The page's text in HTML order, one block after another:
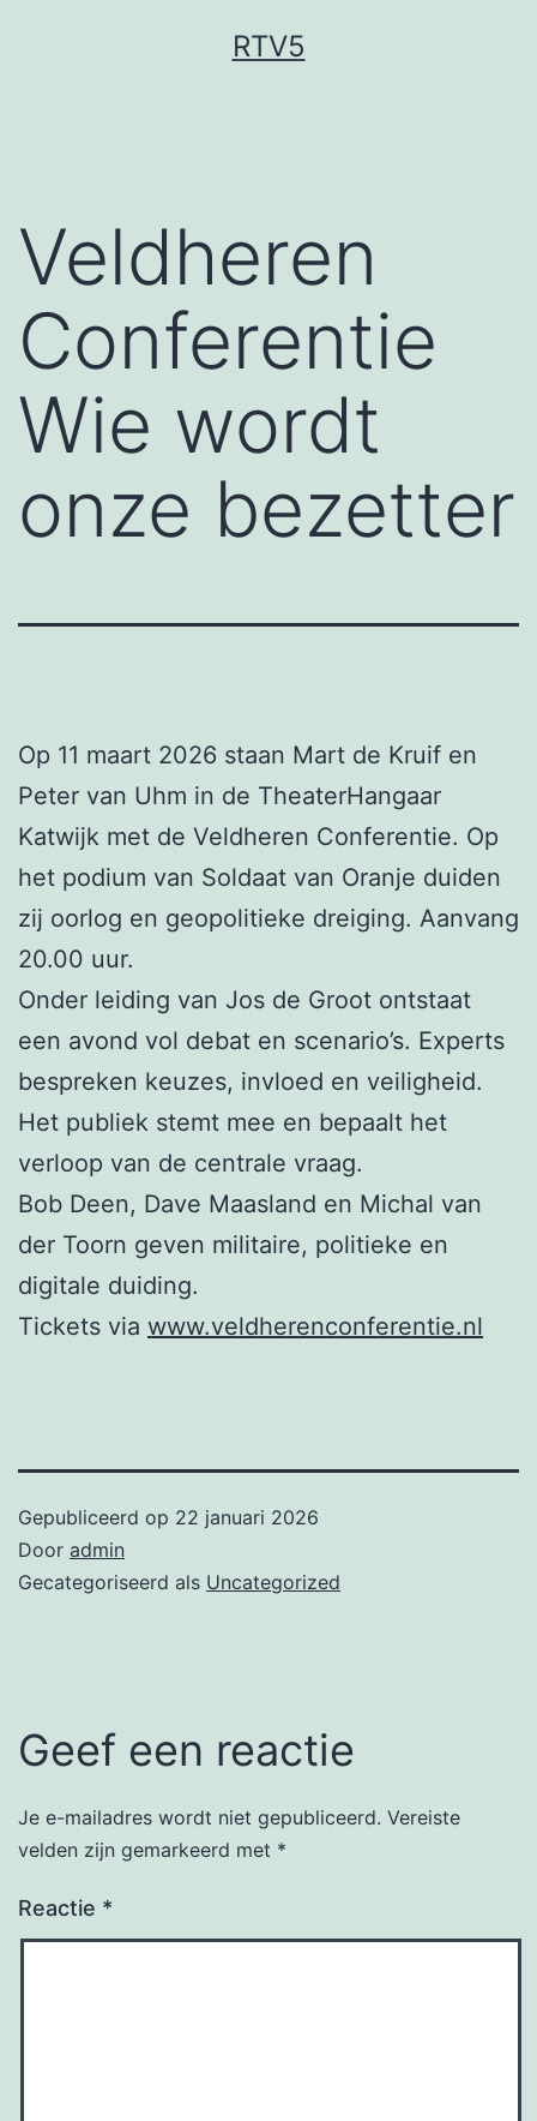
RTV5
Veldheren
Conferentie
Wie wordt
onze bezetter
Op 11 maart 2026 staan Mart de Kruif en
Peter van Uhm in de TheaterHangaar
Katwijk met de Veldheren Conferentie. Op
het podium van Soldaat van Oranje duiden
zij oorlog en geopolitieke dreiging. Aanvang
20.00 uur.
Onder leiding van Jos de Groot ontstaat
een avond vol debat en scenario’s. Experts
bespreken keuzes, invloed en veiligheid.
Het publiek stemt mee en bepaalt het
verloop van de centrale vraag.
Bob Deen, Dave Maasland en Michal van
der Toorn geven militaire, politieke en
digitale duiding.
Tickets via www.veldherenconferentie.nl
Gepubliceerd op 22 januari 2026
Door admin
Gecategoriseerd als Uncategorized
Geef een reactie
Je e-mailadres wordt niet gepubliceerd. Vereiste
velden zijn gemarkeerd met *
Reactie *